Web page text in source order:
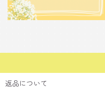
返品について